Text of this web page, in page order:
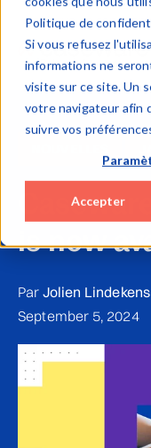
Politique de
Si vous refusez
informations ne
visite sur ce site. Un
votre navigateur afin
suivre vos
Accepter
is now
Par Jolien Lindekens
September 5, 2024